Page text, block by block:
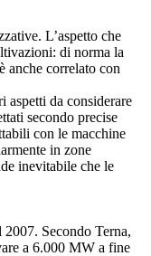
L’aspetto che
di norma la
anche correlato con
aspetti da considerare
secondo precise
con le macchine
in zone
inevitabile che le
Secondo Terna,
a 6.000 MW a fine